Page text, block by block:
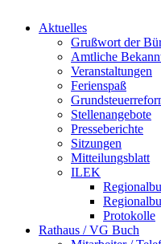
Aktuelles
Grußwort der
Amtliche
Veranstaltungen
Ferienspaß
Stellenangebote
Presseberichte
Sitzungen
Mitteilungsblatt
ILEK
Protokolle
Rathaus / VG Buch